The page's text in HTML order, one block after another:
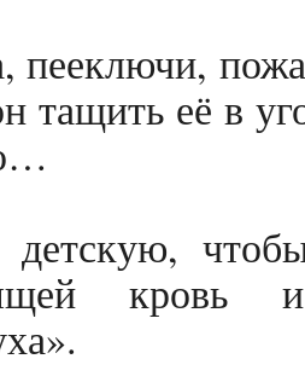
тащить её в
кровь